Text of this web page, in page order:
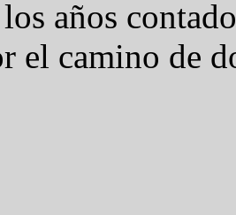
años
el camino de